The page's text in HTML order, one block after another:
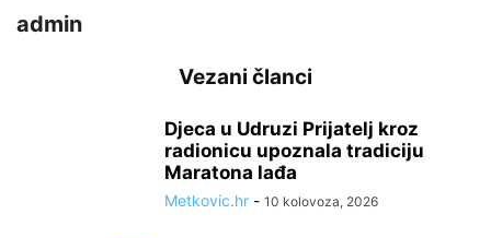
admin
Vezani članci
Djeca u Udruzi Prijatelj kroz
radionicu upoznala tradiciju
Maratona lađa
Metkovic.hr - 10 kolovoza, 2026